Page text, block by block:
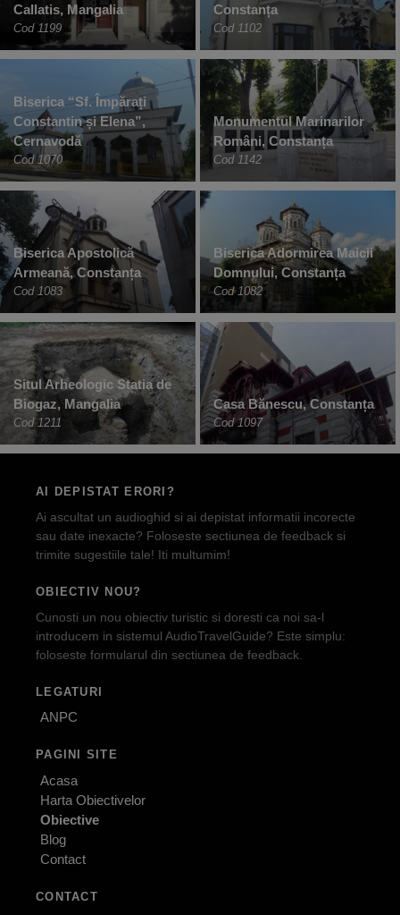
Callatis, Mangalia
Cod 1199
Constanța
Cod 1102
Biserica “Sf. Împărați
Constantin și Elena”,
Cernavodă
Cod 1070
Monumentul Marinarilor
Români, Constanța
Cod 1142
Biserica Apostolică
Armeană, Constanța
Cod 1083
Biserica Adormirea Maicii
Domnului, Constanța
Cod 1082
Situl Arheologic Statia de
Biogaz, Mangalia
Cod 1211
Casa Bănescu, Constanța
Cod 1097
AI DEPISTAT ERORI?
Ai ascultat un audioghid si ai depistat informatii incorecte
sau date inexacte? Foloseste sectiunea de feedback si
trimite sugestiile tale! Iti multumim!
OBIECTIV NOU?
Cunosti un nou obiectiv turistic si doresti ca noi sa-l
introducem in sistemul AudioTravelGuide? Este simplu:
foloseste formularul din sectiunea de feedback.
LEGATURI
ANPC
PAGINI SITE
Acasa
Harta Obiectivelor
Obiective
Blog
Contact
CONTACT